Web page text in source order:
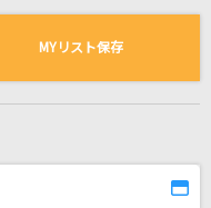
る曲の一覧
MYリスト保存